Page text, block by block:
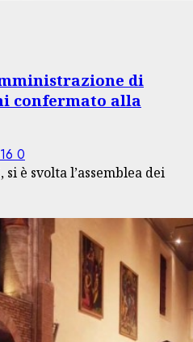
di
confermato alla
0
è svolta l’assemblea dei